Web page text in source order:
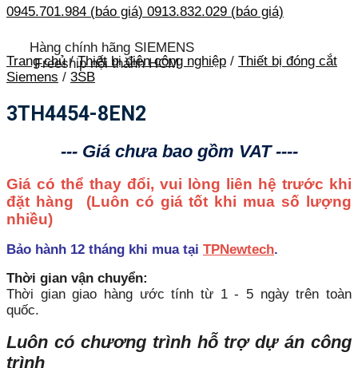
0945.701.984 (báo giá) 0913.832.029 (báo giá)
Hàng chính hãng SIEMENS
Freeship nội thành HCM
Trang chủ / Thiết bị điện công nghiệp / Thiết bị đóng cắt
Siemens / 3SB
3TH4454-8EN2
--- Giá chưa bao gồm VAT ----
Giá có thể thay đổi, vui lòng liên hệ trước khi
đặt hàng (Luôn có giá tốt khi mua số lượng
nhiều)
Bảo hành 12 tháng khi mua tại TPNewtech.
Thời gian vận chuyển:
Thời gian giao hàng ước tính từ 1 - 5 ngày trên toàn
quốc.
Luôn có chương trình hỗ trợ dự án công
trình